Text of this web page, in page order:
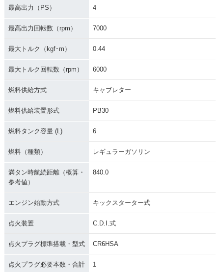
最高出力（PS） 4
最高出力回転数（rpm） 7000
最大トルク（kgf･m） 0.44
最大トルク回転数（rpm） 6000
燃料供給方式 キャブレター
燃料供給装置形式 PB30
燃料タンク容量 (L) 6
燃料（種類） レギュラーガソリン
満タン時航続距離（概算・
参考値）
840.0
エンジン始動方式 キックスターター式
点火装置 C.D.I.式
点火プラグ標準搭載・型式 CR6HSA
点火プラグ必要本数・合計 1